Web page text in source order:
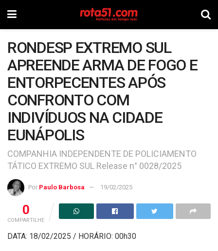
RONDESP EXTREMO SUL
APREENDE ARMA DE FOGO E
ENTORPECENTES APÓS
CONFRONTO COM
INDIVÍDUOS NA CIDADE
EUNÁPOLIS
COMPANHIA INDEPENDENTE DE POLICIAMENTO
TÁTICO EXTREMO SUL Release n° 0028/2025
Por Paulo Barbosa 19/02/2025
0
COMPARTILHE
DATA: 18/02/2025 / HORÁRIO: 00h30